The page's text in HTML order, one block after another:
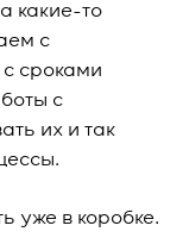
какие-то
с
сроками
с
их и так
уже в коробке.